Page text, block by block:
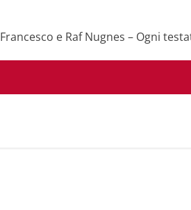
e Raf Nugnes – Ogni